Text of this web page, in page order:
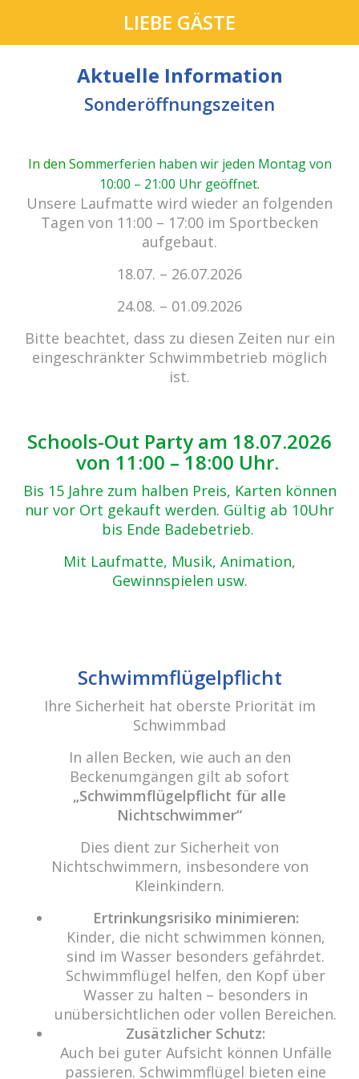
cabrio Senden - das Bad.
Außergewöhnlich, vielfältig!
Kein Einlass bei Gewitter
zu den E-Tickets
cabrio Senden - das Bad
Bulderner Str. 15
Fax: 0049 (0) 2597 - 93 918 -29
info@cabriosenden.de
Internet:www.cabriosenden.de
Wir freuen uns auf Sie!
Haben Sie Fragen? Wir kümmern uns drum!
Eine Nachricht schreiben
alles, und ins Wasser kehrt alles zurück.“ (Thales von
Copyright 2021 cabrio Senden - All rights reserved
Datenschutz Impressum
Um unsere Webseite für Sie optimal zu gestalten und fortlaufend
verbessern zu können, verwenden wir Cookies. Durch die weitere
Nutzung der Webseite stimmen Sie der Verwendung von Cookies zu.
Weitere Informationen zu Cookies erhalten Sie in unserer
Datenschutzerklärung
LIEBE GÄSTE
Aktuelle Information
Sonderöffnungszeiten
In den Sommerferien haben wir jeden Montag von
10:00 – 21:00 Uhr geöffnet.
Unsere Laufmatte wird wieder an folgenden
Tagen von 11:00 – 17:00 im Sportbecken
aufgebaut.
18.07. – 26.07.2026
24.08. – 01.09.2026
Bitte beachtet, dass zu diesen Zeiten nur ein
eingeschränkter Schwimmbetrieb möglich
ist.
Schools-Out Party am 18.07.2026
von 11:00 – 18:00 Uhr.
Bis 15 Jahre zum halben Preis, Karten können
nur vor Ort gekauft werden. Gültig ab 10Uhr
bis Ende Badebetrieb.
Mit Laufmatte, Musik, Animation,
Gewinnspielen usw.
Schwimmflügelpflicht
Ihre Sicherheit hat oberste Priorität im
Schwimmbad
In allen Becken, wie auch an den
Beckenumgängen gilt ab sofort
„Schwimmflügelpflicht für alle
Nichtschwimmer“
Dies dient zur Sicherheit von
Nichtschwimmern, insbesondere von
Kleinkindern.
Ertrinkungsrisiko minimieren:
Kinder, die nicht schwimmen können,
sind im Wasser besonders gefährdet.
Schwimmflügel helfen, den Kopf über
Wasser zu halten – besonders in
unübersichtlichen oder vollen Bereichen.
Zusätzlicher Schutz:
Auch bei guter Aufsicht können Unfälle
passieren. Schwimmflügel bieten eine